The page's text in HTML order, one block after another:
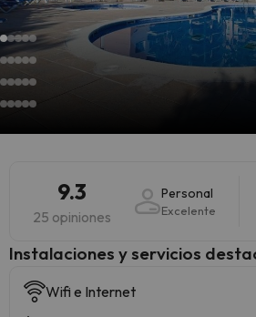
9.3
25 opiniones
Personal
Excelente
Instalaciones y servicios
Wifi e Internet